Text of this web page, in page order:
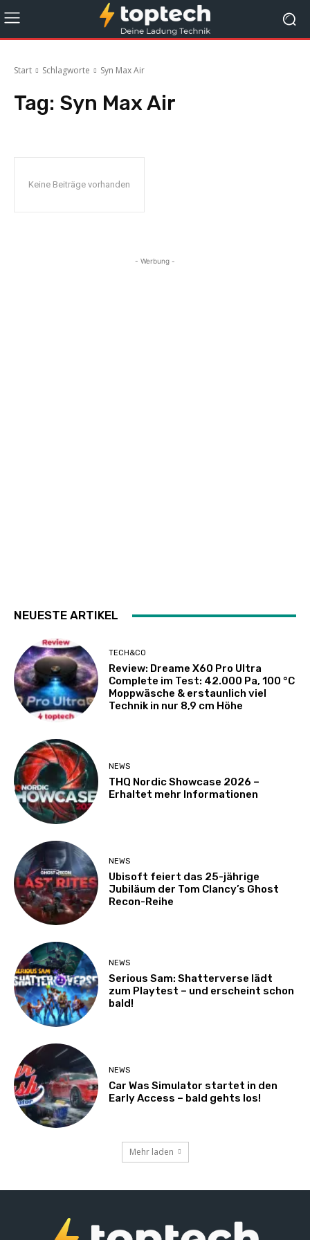
Start Schlagworte Syn Max Air
Tag: Syn Max Air
Keine Beiträge vorhanden
- Werbung -
NEUESTE ARTIKEL
TECH&CO
Review: Dreame X60 Pro Ultra
Complete im Test: 42.000 Pa, 100 °C
Moppwäsche & erstaunlich viel
Technik in nur 8,9 cm Höhe
NEWS
THQ Nordic Showcase 2026 –
Erhaltet mehr Informationen
NEWS
Ubisoft feiert das 25-jährige
Jubiläum der Tom Clancy’s Ghost
Recon-Reihe
NEWS
Serious Sam: Shatterverse lädt
zum Playtest – und erscheint schon
bald!
NEWS
Car Was Simulator startet in den
Early Access – bald gehts los!
Mehr laden